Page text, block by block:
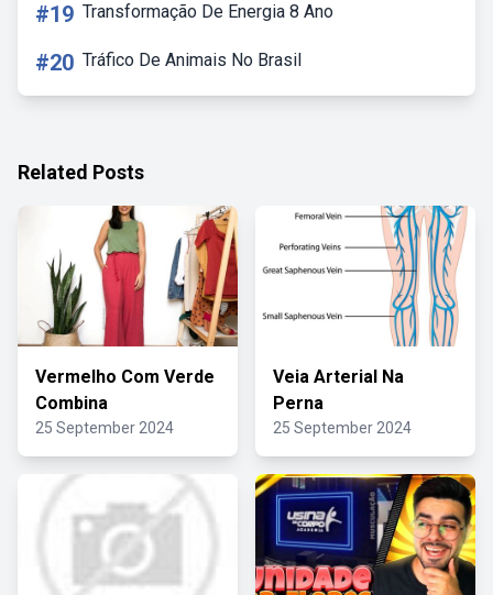
#19 Transformação De Energia 8 Ano
#20 Tráfico De Animais No Brasil
Related Posts
Vermelho Com Verde
Combina
25 September 2024
Veia Arterial Na
Perna
25 September 2024